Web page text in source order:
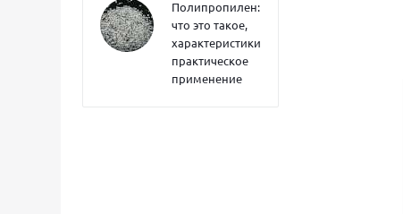
Полипропилен:
что это такое,
характеристики,
практическое
применение